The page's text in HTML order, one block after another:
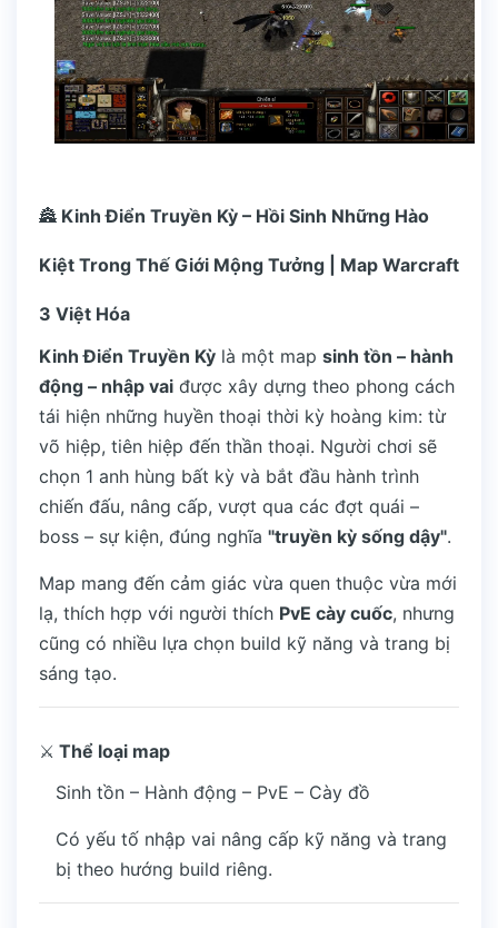
🏯 Kinh Điển Truyền Kỳ – Hồi Sinh Những Hào
Kiệt Trong Thế Giới Mộng Tưởng | Map Warcraft
3 Việt Hóa
Kinh Điển Truyền Kỳ là một map sinh tồn – hành
động – nhập vai được xây dựng theo phong cách
tái hiện những huyền thoại thời kỳ hoàng kim: từ
võ hiệp, tiên hiệp đến thần thoại. Người chơi sẽ
chọn 1 anh hùng bất kỳ và bắt đầu hành trình
chiến đấu, nâng cấp, vượt qua các đợt quái –
boss – sự kiện, đúng nghĩa "truyền kỳ sống dậy".
Map mang đến cảm giác vừa quen thuộc vừa mới
lạ, thích hợp với người thích PvE cày cuốc, nhưng
cũng có nhiều lựa chọn build kỹ năng và trang bị
sáng tạo.
⚔️ Thể loại map
Sinh tồn – Hành động – PvE – Cày đồ
Có yếu tố nhập vai nâng cấp kỹ năng và trang
bị theo hướng build riêng.